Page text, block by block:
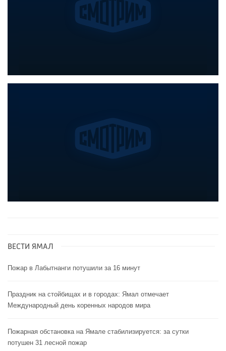
ВЕСТИ ЯМАЛ
Пожар в Лабытнанги потушили за 16 минут
Праздник на стойбищах и в городах: Ямал отмечает
Международный день коренных народов мира
Пожарная обстановка на Ямале стабилизируется: за сутки
потушен 31 лесной пожар